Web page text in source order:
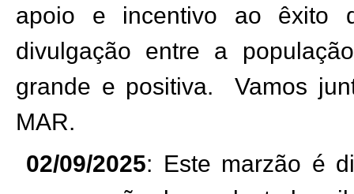
apoio e incentivo ao êxito
divulgação entre a
grande e positiva.
Vamos
MAR.
02/09/2025: Este marzão é